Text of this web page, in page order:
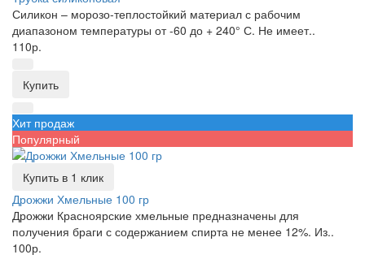
Силикон – морозо-теплостойкий материал с рабочим
диапазоном температуры от -60 до + 240° С. Не имеет..
110р.
Купить
Хит продаж
Популярный
Купить в 1 клик
Дрожжи Хмельные 100 гр
Дрожжи Красноярские хмельные предназначены для
получения браги с содержанием спирта не менее 12%. Из..
100р.